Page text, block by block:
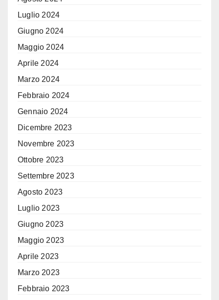
Luglio 2024
Giugno 2024
Maggio 2024
Aprile 2024
Marzo 2024
Febbraio 2024
Gennaio 2024
Dicembre 2023
Novembre 2023
Ottobre 2023
Settembre 2023
Agosto 2023
Luglio 2023
Giugno 2023
Maggio 2023
Aprile 2023
Marzo 2023
Febbraio 2023